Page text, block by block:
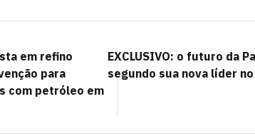
em refino
para
com petróleo em
EXCLUSIVO: o futuro da
segundo sua nova líder